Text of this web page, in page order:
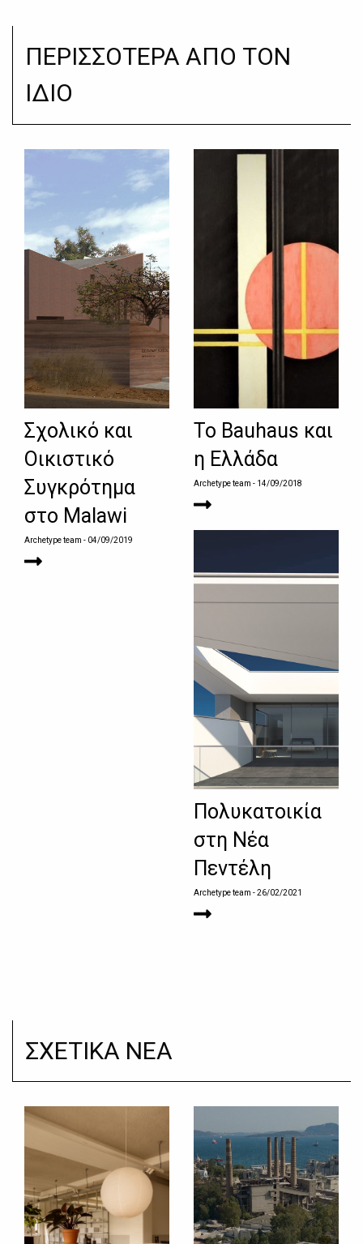
ΠΕΡΙΣΣΟΤΕΡΑ ΑΠΟ ΤΟΝ
ΙΔΙΟ
Σχολικό και
Οικιστικό
Συγκρότημα
στο Malawi
Archetype team - 04/09/2019
Το Bauhaus και
η Ελλάδα
Archetype team - 14/09/2018
Πολυκατοικία
στη Νέα
Πεντέλη
Archetype team - 26/02/2021
ΣΧΕΤΙΚΑ ΝΕΑ